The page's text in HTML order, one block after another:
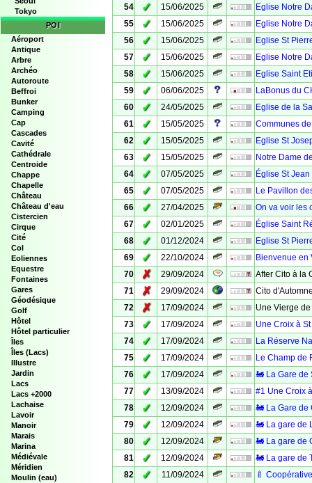
Tokyo
POI
Aéroport
Antique
Arbre
Archéo
Autoroute
Beffroi
Bunker
Camping
Cap
Cascades
Cavité
Cathédrale
Centroide
Chappe
Chapelle
Château
Château d'eau
Cistercien
Cirque
Cité
Col
Eoliennes
Equestre
Fontaines
Gares
Géodésique
Golf
Hôtel
Hôtel particulier
Îles
Îles (Lacs)
Illustre
Jardin
Lacs
Lacs +2000
Lachaise
Lavoir
Manoir
Marais
Marina
Médiévale
Méridien
Moulin (eau)
54
✓ 15/06/2025
Eglise Notre
55
✓ 15/06/2025
Eglise Notre
56
✓ 15/06/2025
Eglise St
57
✓ 15/06/2025
Eglise Notre
58
✓ 15/06/2025
Eglise Saint
59
✓ 06/06/2025
LaBonus du
60
✓ 24/05/2025
Eglise de la
61
✓ 15/05/2025
Communes
62
✓ 15/05/2025
Eglise St
63
✓ 15/05/2025
Notre Dame
64
✓ 07/05/2025
Église St
65
✓ 07/05/2025
Le Pavillon
66
✓ 27/04/2025
On va voir les
67
✓ 02/01/2025
Église Saint
68
✓ 01/12/2024
Eglise St
69
✓ 22/10/2024
Bienvenue en
70
✗ 29/09/2024
After Cito à la
71
✗ 29/09/2024
Cito
72
✗ 17/09/2024
Une Vierge
73
✓ 17/09/2024
Une Croix à
74
✓ 17/09/2024
La Réserve
75
✓ 17/09/2024
Le Champ de
76
✓ 17/09/2024
🚂 La Gare de
77
✓ 13/09/2024
#1 Une Croix
78
✓ 12/09/2024
🚂 La Gare de
79
✓ 12/09/2024
🚂 La gare de
80
✓ 12/09/2024
🚂 La gare de
81
✓ 12/09/2024
🚂 La gare de
82
✓ 11/09/2024
🍼